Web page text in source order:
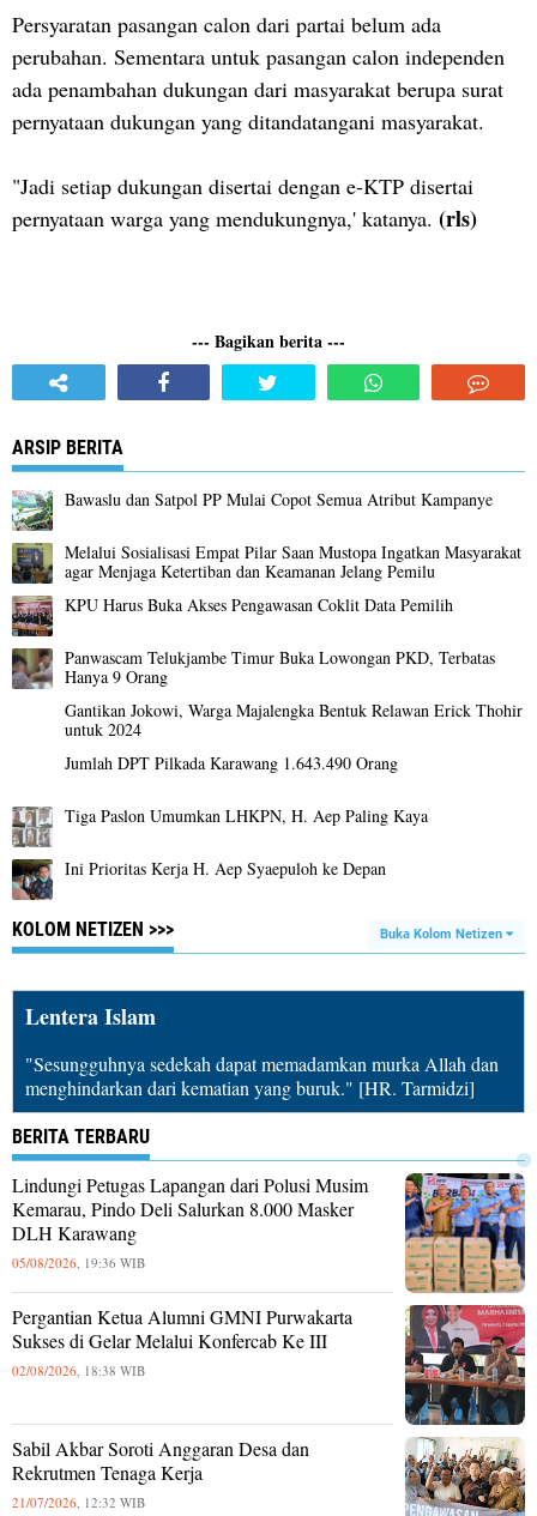
Persyaratan pasangan calon dari partai belum ada
perubahan. Sementara untuk pasangan calon independen
ada penambahan dukungan dari masyarakat berupa surat
pernyataan dukungan yang ditandatangani masyarakat.
"Jadi setiap dukungan disertai dengan e-KTP disertai
pernyataan warga yang mendukungnya,' katanya. (rls)
--- Bagikan berita ---
ARSIP BERITA
Bawaslu dan Satpol PP Mulai Copot Semua Atribut Kampanye
Melalui Sosialisasi Empat Pilar Saan Mustopa Ingatkan Masyarakat
agar Menjaga Ketertiban dan Keamanan Jelang Pemilu
KPU Harus Buka Akses Pengawasan Coklit Data Pemilih
Panwascam Telukjambe Timur Buka Lowongan PKD, Terbatas
Hanya 9 Orang
Gantikan Jokowi, Warga Majalengka Bentuk Relawan Erick Thohir
untuk 2024
Jumlah DPT Pilkada Karawang 1.643.490 Orang
Tiga Paslon Umumkan LHKPN, H. Aep Paling Kaya
Ini Prioritas Kerja H. Aep Syaepuloh ke Depan
KOLOM NETIZEN >>> Buka Kolom Netizen
Lentera Islam
"Sesungguhnya sedekah dapat memadamkan murka Allah dan
menghindarkan dari kematian yang buruk." [HR. Tarmidzi]
BERITA TERBARU
Lindungi Petugas Lapangan dari Polusi Musim
Kemarau, Pindo Deli Salurkan 8.000 Masker
DLH Karawang
05/08/2026, 19:36 WIB
Pergantian Ketua Alumni GMNI Purwakarta
Sukses di Gelar Melalui Konfercab Ke III
02/08/2026, 18:38 WIB
Sabil Akbar Soroti Anggaran Desa dan
Rekrutmen Tenaga Kerja
21/07/2026, 12:32 WIB